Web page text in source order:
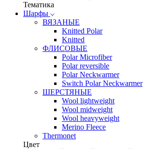
Тематика
Шарфы
ВЯЗАНЫЕ
Knitted Polar
Knitted
ФЛИСОВЫЕ
Polar Microfiber
Polar reversible
Polar Neckwarmer
Switch Polar Neckwarmer
ШЕРСТЯНЫЕ
Wool lightweight
Wool midweight
Wool heavyweight
Merino Fleece
Thermonet
Цвет